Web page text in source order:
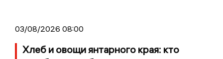
03/08/2026 08:00
Хлеб и овощи янтарного края: кто